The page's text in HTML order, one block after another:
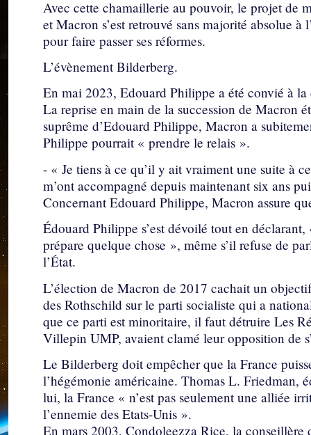
Avec cette chamaillerie au pouvoir, le projet de
et Macron s’est retrouvé sans majorité absolue
pour faire passer ses réformes.
L’évènement Bilderberg.
En mai 2023, Edouard Philippe a été convié à
La reprise en main de la succession de Macron
suprême d’Edouard Philippe, Macron a
Philippe pourrait « prendre le relais ».
- « Je tiens à ce qu’il y ait vraiment une suite à
m’ont accompagné depuis maintenant six ans
Concernant Edouard Philippe, Macron assure
Édouard Philippe s’est dévoilé tout en
prépare quelque chose », même s’il refuse de
l’État.
L’élection de Macron de 2017 cachait un
des Rothschild sur le parti socialiste qui a
que ce parti est minoritaire, il faut détruire Les
Villepin UMP, avaient clamé leur opposition de
Le Bilderberg doit empêcher que la France
l’hégémonie américaine. Thomas L. Friedman,
lui, la France « n’est pas seulement une alliée
l’ennemie des Etats-Unis ».
En mars 2003, Condoleezza Rice, la